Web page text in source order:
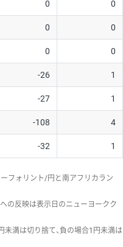
0 0
0 0
0 0
-26 1
-27 1
-108 4
-32 1
フォリント/円と南アフリカラン
の反映は表示日のニューヨークク
未満は切り捨て、負の場合1円未満は